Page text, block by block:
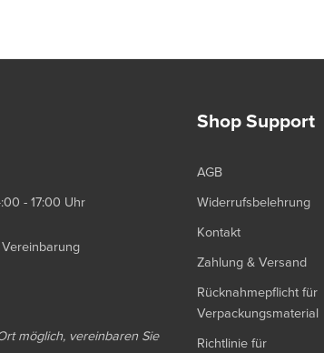
- 17:00 Uhr
möglich, vereinbaren Sie
Shop Support
AGB
Widerrufsbelehrung
Kontakt
Zahlung & Versand
Rücknahmepflicht für
Verpackungsmaterial
Richtlinie für